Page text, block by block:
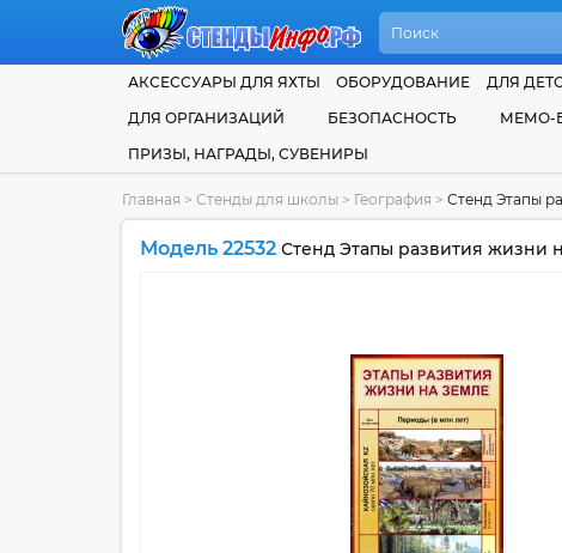
АКСЕССУАРЫ ДЛЯ ЯХТЫ ОБОРУДОВАНИЕ ДЛЯ
ДЛЯ ОРГАНИЗАЦИЙ
БЕЗОПАСНОСТЬ МЕМО-
ПРИЗЫ, НАГРАДЫ, СУВЕНИРЫ
Главная > Стенды для школы > География > Стенд Этапы
Модель 22532 Стенд Этапы развития жизни